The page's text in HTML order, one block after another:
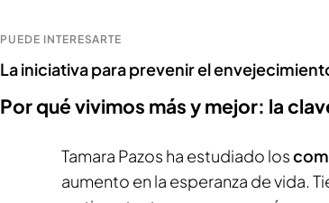
PUEDE INTERESARTE
La iniciativa para prevenir el
Por qué vivimos más y mejor: la
Tamara Pazos ha estudiado los
aumento en la esperanza de vida.